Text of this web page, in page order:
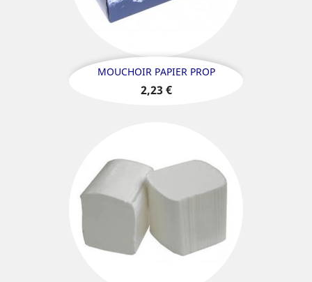
MOUCHOIR PAPIER PROP
Prix
2,23 €